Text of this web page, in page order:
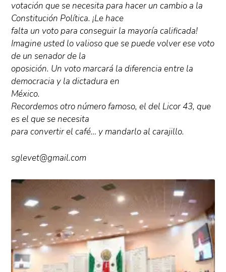
votación que se necesita para hacer un cambio a la
Constitución Política. ¡Le hace
falta un voto para conseguir la mayoría calificada!
Imagine usted lo valioso que se puede volver ese voto
de un senador de la
oposición. Un voto marcará la diferencia entre la
democracia y la dictadura en
México.
Recordemos otro número famoso, el del Licor 43, que
es el que se necesita
para convertir el café… y mandarlo al carajillo.
sglevet@gmail.com